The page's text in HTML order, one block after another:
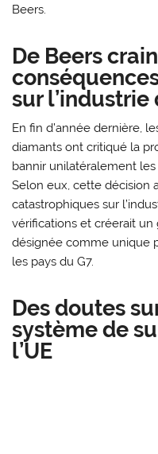
Beers.
De Beers
sur
En fin d’année dernière,
diamants ont critiqué la
bannir unilatéralement
Selon eux, cette décision
catastrophiques sur
vérifications et créerait
désignée comme unique
les pays du G7.
Des doutes
système de
l’UE